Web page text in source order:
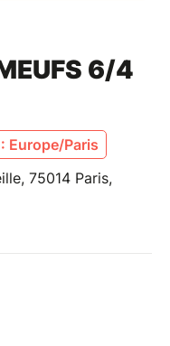
6/4
Europe/Paris
75014 Paris,